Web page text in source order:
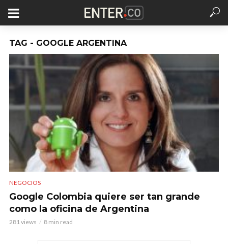
TAG - GOOGLE ARGENTINA
NEGOCIOS
Google Colombia quiere ser tan grande
como la oficina de Argentina
281 views 8 min read